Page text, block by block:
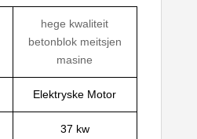
hege kwaliteit
betonblok meitsjen
masine
Elektryske Motor
37 kw